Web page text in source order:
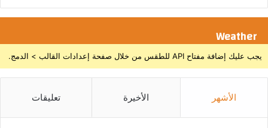
ه
ا
ا
ل
ث
ك
Weather
يجب عليك إضافة مفتاح API للطقس من خلال صفحة إعدادات القالب > الدمج.
الأشهر الأخيرة تعليقات